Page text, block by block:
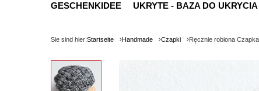
GESCHENKIDEE
UKRYTE - BAZA DO
Sie sind hier:Startseite Handmade Czapki Ręcznie robiona